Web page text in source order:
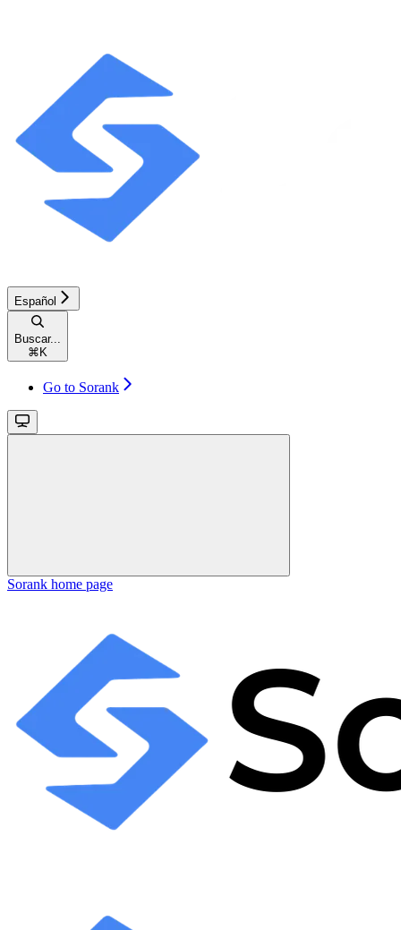
Español
Buscar...
⌘ K
Go to Sorank
Sorank home page